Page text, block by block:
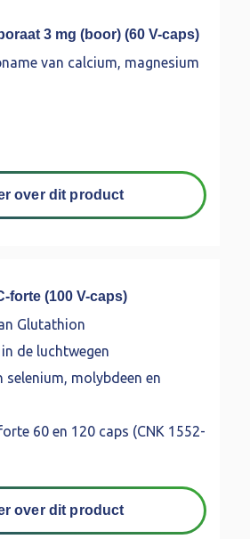
3 mg (boor) (60 V-caps)
van calcium, magnesium
over dit product
forte (100 V-caps)
Glutathion
de luchtwegen
selenium, molybdeen en
60 en 120 caps (CNK 1552-
over dit product